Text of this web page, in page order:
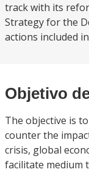
track with its
Strategy for the
actions included
Objetivo
The objective is
counter the
crisis, global
facilitate medium